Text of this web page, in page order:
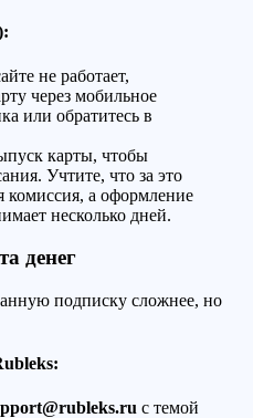
не работает,
через мобильное
или обратитесь в
карты, чтобы
Учтите, что за это
комиссия, а оформление
несколько дней.
денег
подписку сложнее, но
с темой